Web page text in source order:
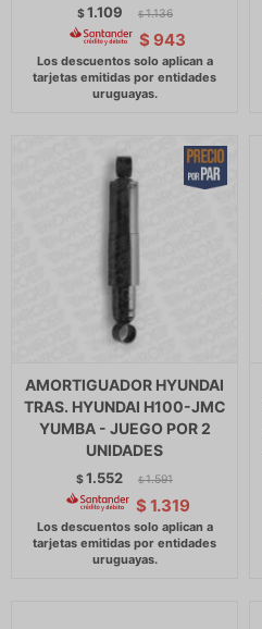
$1.109 $ 1.136
$ 943
AMORTIGUADOR HYUNDAI
TRAS. HYUNDAI H100-JMC
YUMBA - JUEGO POR 2
UNIDADES
$1.552 $ 1.591
$ 1.319